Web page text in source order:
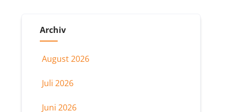
Archiv
August 2026
Juli 2026
Juni 2026